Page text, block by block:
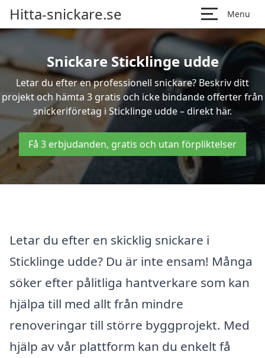
Hitta-snickare.se Menu
Snickare Sticklinge udde
Letar du efter en professionell snickare? Beskriv ditt
projekt och hämta 3 gratis och icke bindande offerter från
snickeriföretag i Sticklinge udde – direkt här.
Få 3 erbjudanden, gratis och utan förpliktelser
Letar du efter en skicklig snickare i
Sticklinge udde? Du är inte ensam! Många
söker efter pålitliga hantverkare som kan
hjälpa till med allt från mindre
renoveringar till större byggprojekt. Med
hjälp av vår plattform kan du enkelt få